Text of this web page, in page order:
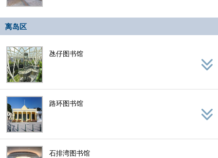
离岛区
氹仔图书馆
路环图书馆
石排湾图书馆